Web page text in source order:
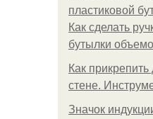
пластиковой
Как сделать
бутылки
Как прикрепить
стене.
Значок